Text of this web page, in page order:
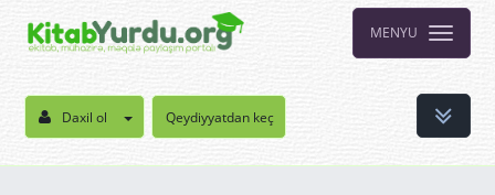
MENYU
Daxil ol Qeydiyyatdan keç